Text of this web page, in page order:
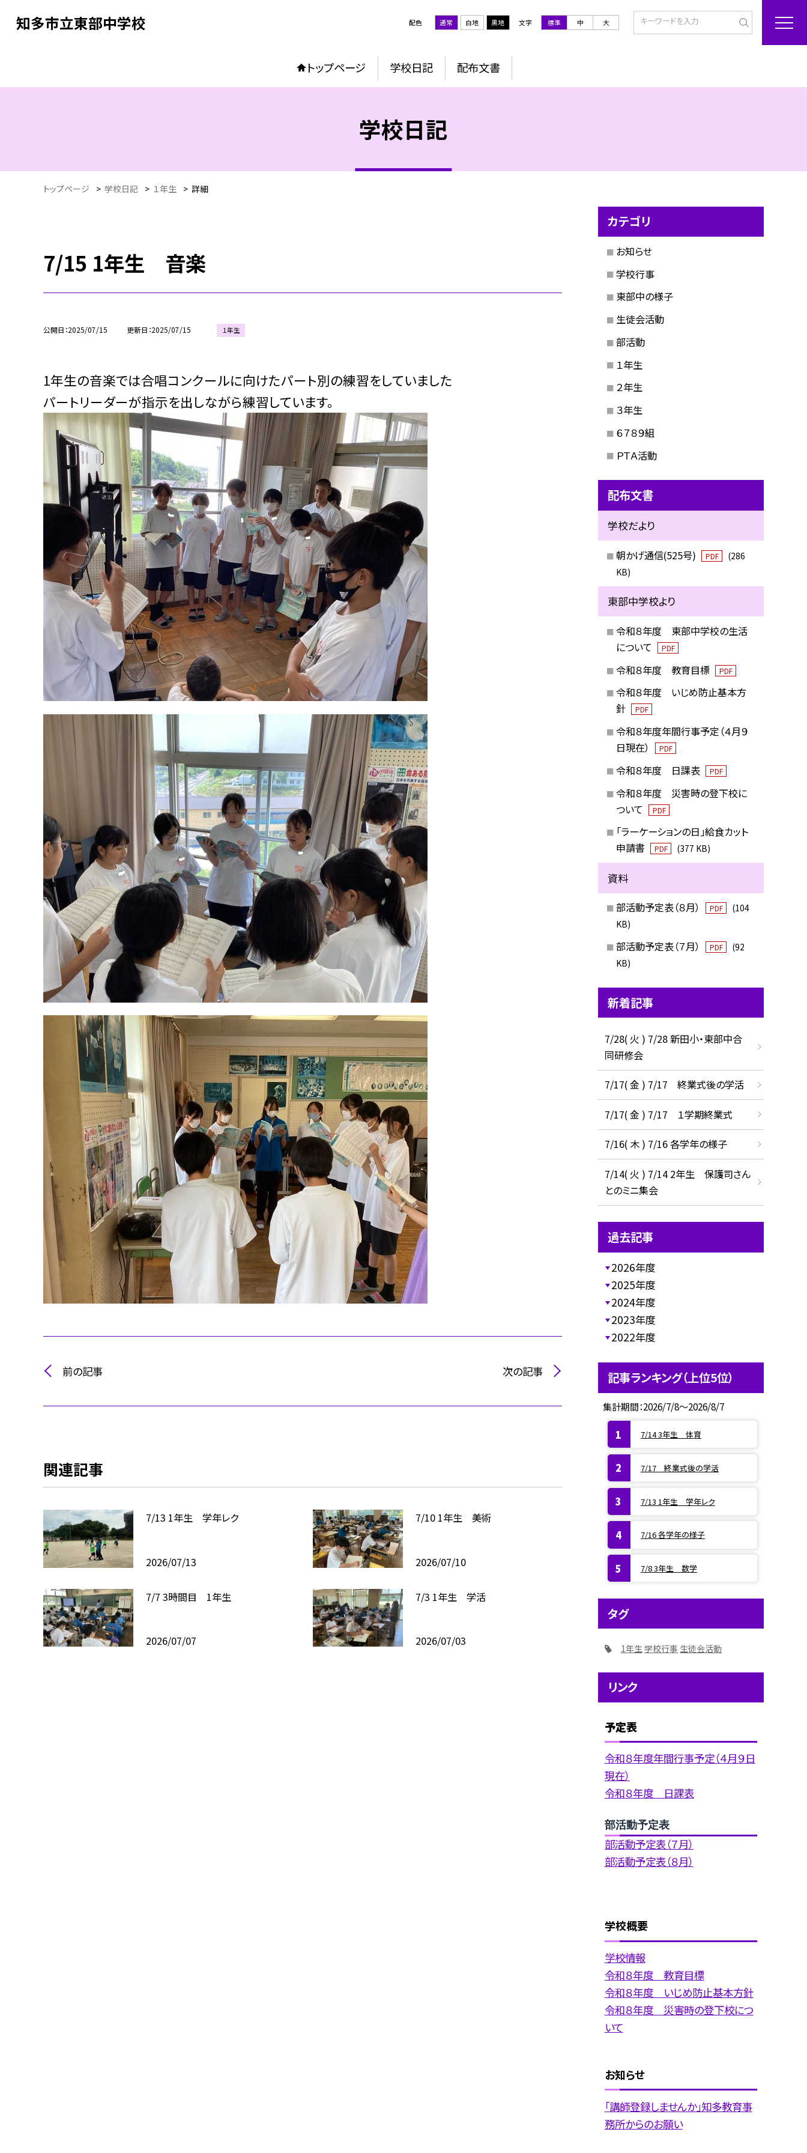
知多市立東部中学校 配色 通常 白地 黒地 文字 標準 中 大
トップページ 学校日記 配布文書
学校日記
トップページ > 学校日記 > １年生 > 詳細
7/15 1年生 音楽
公開日 2025/07/15 更新日 2025/07/15 １年生
1年生の音楽では合唱コンクールに向けたパート別の練習をしていました
パートリーダーが指示を出しながら練習しています。
前の記事 次の記事
関連記事
7/13 1年生 学年レク
2026/07/13
7/10 1年生 美術
2026/07/10
7/7 3時間目 1年生
2026/07/07
7/3 1年生 学活
2026/07/03
カテゴリ
お知らせ
学校行事
東部中の様子
生徒会活動
部活動
１年生
２年生
３年生
６７８９組
ＰＴＡ活動
配布文書
学校だより
朝かげ通信(525号) PDF
(286
KB)
東部中学校より
令和８年度 東部中学校の生活
について
PDF
令和８年度 教育目標 PDF
令和８年度 いじめ防止基本方
針
PDF
令和８年度年間行事予定（４月９
日現在）
PDF
令和８年度 日課表 PDF
令和８年度 災害時の登下校に
ついて
PDF
「ラーケーションの日」給食カット
申請書
PDF (377 KB)
資料
部活動予定表（８月） PDF
(104
KB)
部活動予定表（７月） PDF
(92
KB)
新着記事
7/28( 火 ) 7/28 新田小・東部中合
同研修会
7/17( 金 ) 7/17 終業式後の学活
7/17( 金 ) 7/17 １学期終業式
7/16( 木 ) 7/16 各学年の様子
7/14( 火 ) 7/14 2年生 保護司さん
とのミニ集会
過去記事
2026年度
2025年度
2024年度
2023年度
2022年度
記事ランキング（上位5位）
集計期間：2026/7/8～2026/8/7
7/14 3年生 体育
7/17 終業式後の学活
7/13 1年生 学年レク
7/16 各学年の様子
7/8 3年生 数学
タグ
1年生 学校行事 生徒会活動
リンク
予定表
令和８年度年間行事予定（４月９日
現在）
令和８年度 日課表
部活動予定表
部活動予定表（７月）
部活動予定表（８月）
学校概要
学校情報
令和８年度 教育目標
令和８年度 いじめ防止基本方針
令和８年度 災害時の登下校につ
いて
お知らせ
「講師登録しませんか」知多教育事
務所からのお願い